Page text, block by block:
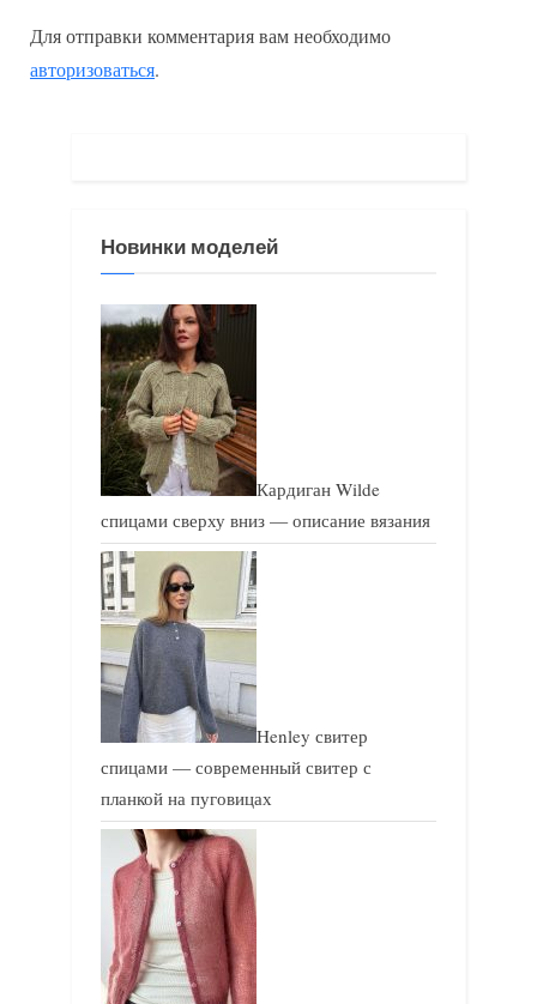
д
у
у
а
и
с
ь
:
Для отправки комментария вам необходимо
авторизоваться.
Новинки моделей
Кардиган Wilde
спицами сверху вниз — описание вязания
Henley свитер
спицами — современный свитер с
планкой на пуговицах